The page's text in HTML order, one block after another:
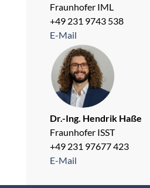
Fraunhofer IML
+49 231 9743 538
E-Mail
Dr.-Ing. Hendrik Haße
Fraunhofer ISST
+49 231 97677 423
E-Mail